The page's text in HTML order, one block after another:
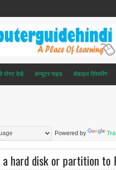
पोस्ट देखें कंप्यूटर गाइड मोबाइल रिपेयरिंग
Powered by
hard disk or partition to